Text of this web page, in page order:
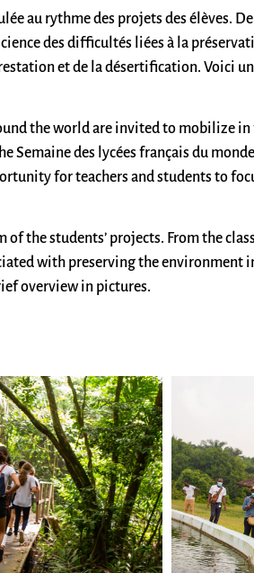
au rythme des projets des élèves.
des difficultés liées à la
et de la désertification. Voici
the world are invited to mobilize
des lycées français du
for teachers and students to
the students’ projects. From the
with preserving the environment
overview in pictures.